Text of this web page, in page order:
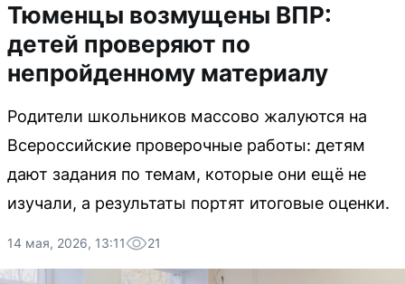
Тюменцы возмущены ВПР:
детей проверяют по
непройденному материалу
Родители школьников массово жалуются на
Всероссийские проверочные работы: детям
дают задания по темам, которые они ещё не
изучали, а результаты портят итоговые оценки.
14 мая, 2026, 13:11 21